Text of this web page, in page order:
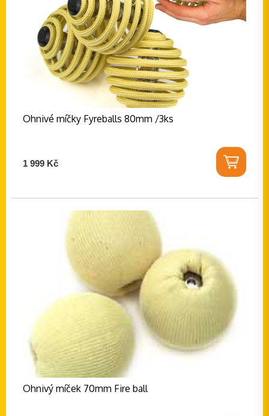
Ohnivé míčky Fyreballs 80mm /3ks
1 999 Kč
Ohnivý míček 70mm Fire ball